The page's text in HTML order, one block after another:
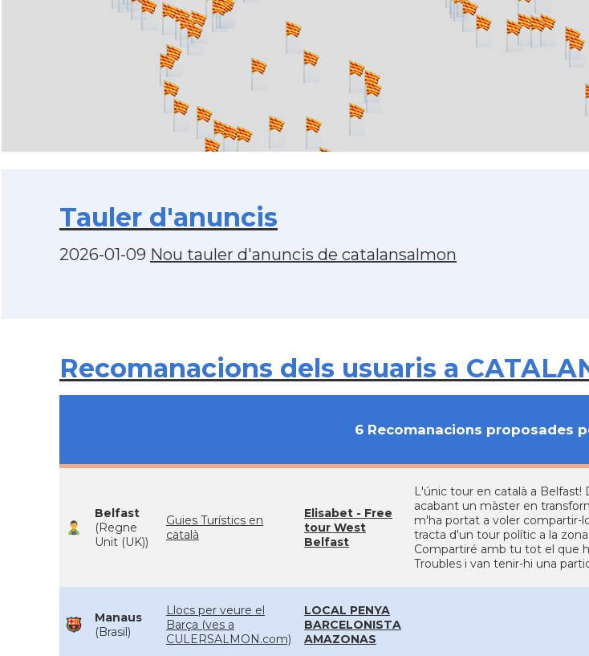
Tauler d'anuncis
2026-01-09 Nou tauler d'anuncis de catalansalmon
Recomanacions dels usuaris a
6 Recomanacions proposades
Belfast
(Regne
Unit (UK))
Guies Turístics en
català
Elisabet - Free
tour West
Belfast
L'únic tour en català a Belfast!
acabant un màster en
m'ha portat a voler compartir-
tracta d'un tour polític a la
Compartiré amb tu tot el que
Troubles i van tenir-hi una
Manaus
(Brasil)
Llocs per veure el
Barça (ves a
CULERSALMON.com)
LOCAL PENYA
BARCELONISTA
AMAZONAS